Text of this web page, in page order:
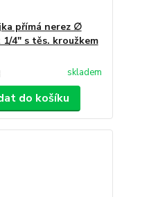
přímá nerez ∅
4" s těs. kroužkem
skladem
do košíku